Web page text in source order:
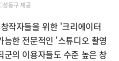
성동구 제공
작자들을 위한 '크리에이터
한 전문적인 '스튜디오 촬영
의 이용자들도 수준 높은 창